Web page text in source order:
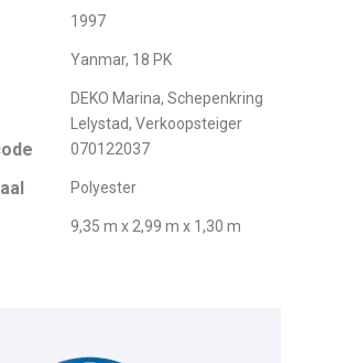
1997
Yanmar, 18 PK
DEKO Marina, Schepenkring
Lelystad, Verkoopsteiger
070122037
Polyester
9,35 m x 2,99 m x 1,30 m